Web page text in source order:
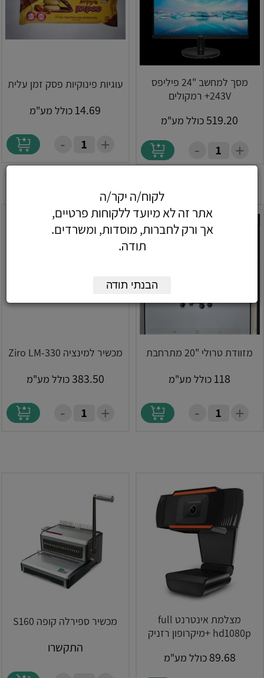
מסך למחשב "24 פיליפס
243V+ רמקולים
519.20כולל מע"מ
+
-
עוגיות פינוקיות פסק זמן עלית
14.69 כולל מע"מ
+
-
מזוודת טרולי "20 מתרחבת
118 כולל מע"מ
+
-
מכשיר למינציה Ziro LM-330
383.50 כולל מע"מ
+
-
מצלמת אינטרנט full
hd1080p +מיקרופון רזניק
89.68 כולל מע"מ
מכשיר ספירלה קופה S160
התקשרו
לקוח/ה יקר/ה
אתר זה לא מיועד ללקוחות פרטיים,
אך ורק לחברות, מוסדות, ומשרדים.
תודה.
הבנתי תודה